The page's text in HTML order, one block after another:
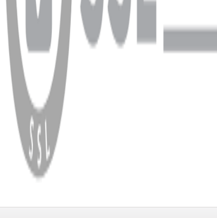
WhatsApp Facebook
Copyright
2026 Dükkan Hifi